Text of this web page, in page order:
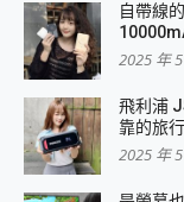
自帶線
2025 年
飛利浦
靠的旅
2025 年